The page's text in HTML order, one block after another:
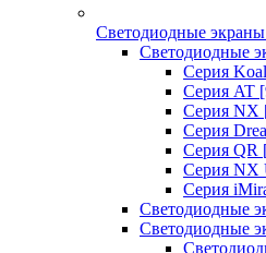
Светодиодные экраны
Светодиодные
Cерия
Серия AT
Серия NX
Серия
Серия QR
Серия NX
Серия
Светодиодные
Светодиодные